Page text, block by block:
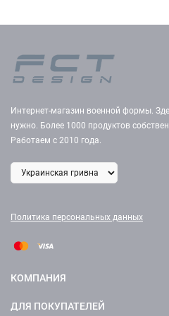
Интернет-магазин военной формы.
нужно. Более 1000 продуктов
Работаем с 2010 года.
Политика персональных данных
КОМПАНИЯ
ДЛЯ ПОКУПАТЕЛЕЙ